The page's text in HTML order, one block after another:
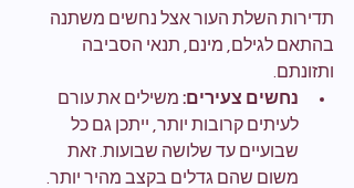
תדירות השלת העור אצל נחשים משתנה
בהתאם לגילם, מינם, תנאי הסביבה
ותזונתם.
נחשים צעירים: משילים את עורם
לעיתים קרובות יותר, ייתכן גם כל
שבועיים עד שלושה שבועות. זאת
משום שהם גדלים בקצב מהיר יותר.